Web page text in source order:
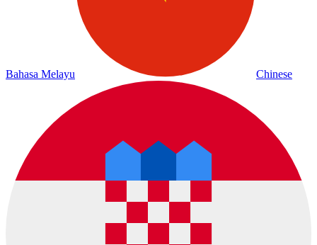
Bahasa Melayu Chinese